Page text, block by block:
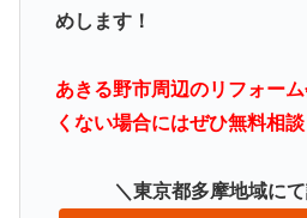
めします！
あきる野市周辺のリフォー
くない場合にはぜひ無料相
＼東京都多摩地域に